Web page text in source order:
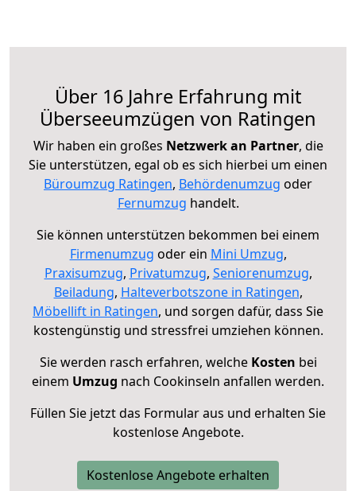
Über 16 Jahre Erfahrung mit
Überseeumzügen von Ratingen
Wir haben ein großes Netzwerk an Partner, die
Sie unterstützen, egal ob es sich hierbei um einen
Büroumzug Ratingen, Behördenumzug oder
Fernumzug handelt.
Sie können unterstützen bekommen bei einem
Firmenumzug oder ein Mini Umzug,
Praxisumzug, Privatumzug, Seniorenumzug,
Beiladung, Halteverbotszone in Ratingen,
Möbellift in Ratingen, und sorgen dafür, dass Sie
kostengünstig und stressfrei umziehen können.
Sie werden rasch erfahren, welche Kosten bei
einem Umzug nach Cookinseln anfallen werden.
Füllen Sie jetzt das Formular aus und erhalten Sie
kostenlose Angebote.
Kostenlose Angebote erhalten